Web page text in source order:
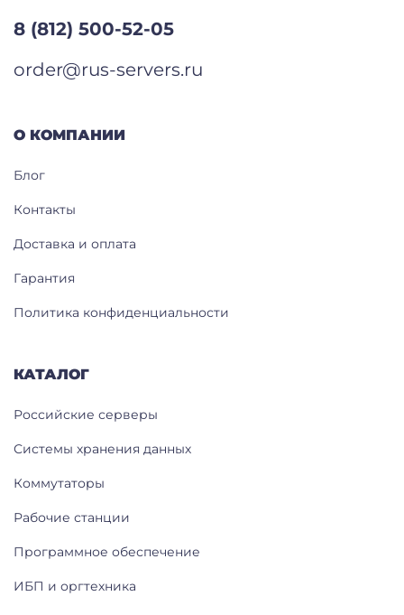
КАТАЛОГ
Российские серверы
Системы хранения данных
Коммутаторы
Рабочие станции
Программное обеспечение
ИБП и оргтехника
О КОМПАНИИ
Блог
Контакты
Доставка и оплата
Гарантия
Политика конфиденциальности
8 (812) 500-52-05
order@rus-servers.ru